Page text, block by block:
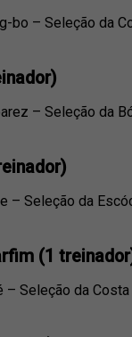
bo – Seleção da
– Seleção da
– Seleção da
(1
– Seleção da